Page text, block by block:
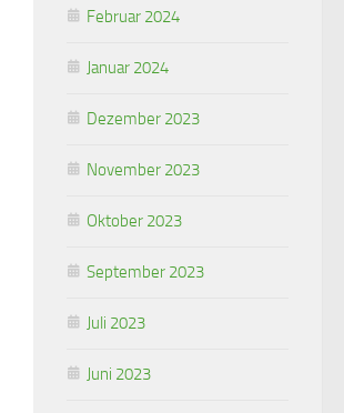
Februar 2024
Januar 2024
Dezember 2023
November 2023
Oktober 2023
September 2023
Juli 2023
Juni 2023